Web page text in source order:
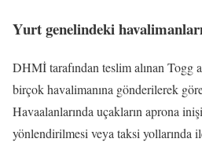
Yurt genelindeki
DHMİ tarafından teslim alınan Togg
birçok havalimanına gönderilerek
Havaalanlarında uçakların aprona
yönlendirilmesi veya taksi yollarında